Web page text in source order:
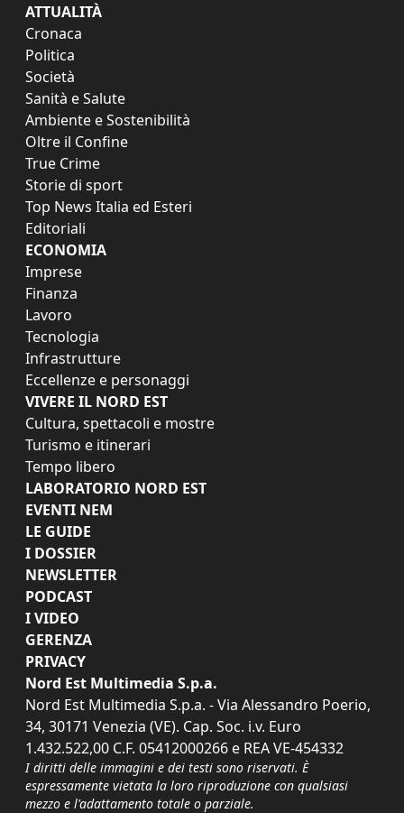
ATTUALITÀ
Cronaca
Politica
Società
Sanità e Salute
Ambiente e Sostenibilità
Oltre il Confine
True Crime
Storie di sport
Top News Italia ed Esteri
Editoriali
ECONOMIA
Imprese
Finanza
Lavoro
Tecnologia
Infrastrutture
Eccellenze e personaggi
VIVERE IL NORD EST
Cultura, spettacoli e mostre
Turismo e itinerari
Tempo libero
LABORATORIO NORD EST
EVENTI NEM
LE GUIDE
I DOSSIER
NEWSLETTER
PODCAST
I VIDEO
GERENZA
PRIVACY
Nord Est Multimedia S.p.a.
Nord Est Multimedia S.p.a. - Via Alessandro Poerio,
34, 30171 Venezia (VE). Cap. Soc. i.v. Euro
1.432.522,00 C.F. 05412000266 e REA VE-454332
I diritti delle immagini e dei testi sono riservati. È
espressamente vietata la loro riproduzione con qualsiasi
mezzo e l'adattamento totale o parziale.